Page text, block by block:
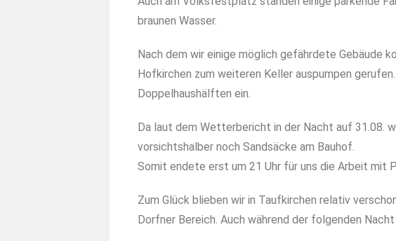
braunen Wasser.
Nach dem wir einige möglich gefährdete Gebäude
Hofkirchen zum weiteren Keller auspumpen
Doppelhaushälften ein.
Da laut dem Wetterbericht in der Nacht auf 31.08.
vorsichtshalber noch Sandsäcke am Bauhof.
Somit endete erst um 21 Uhr für uns die Arbeit mit
Zum Glück blieben wir in Taufkirchen relativ
Dorfner Bereich. Auch während der folgenden